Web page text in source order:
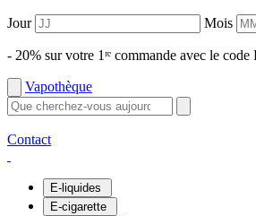
Jour Mois
- 20% sur votre 1ʳᵉ commande avec le
Vapothèque
Contact
E-liquides
E-cigarette